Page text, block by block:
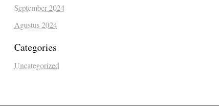
September 2024
Agustus 2024
Categories
Uncategorized